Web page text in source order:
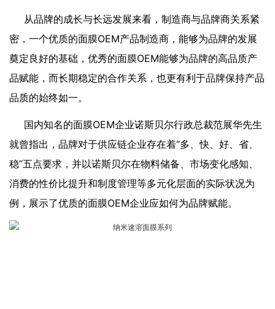
从品牌的成长与长远发展来看，制造商与品牌商关系紧
密，一个优质的面膜OEM产品制造商，能够为品牌的发展
奠定良好的基础，优秀的面膜OEM能够为品牌的高品质产
品赋能，而长期稳定的合作关系，也更有利于品牌保持产品
品质的始终如一。
国内知名的面膜OEM企业诺斯贝尔行政总裁范展华先生
就曾指出，品牌对于供应链企业存在着“多、快、好、省、
稳”五点要求，并以诺斯贝尔在物料储备、市场变化感知、
消费的性价比提升和制度管理等多元化层面的实际状况为
例，展示了优质的面膜OEM企业应如何为品牌赋能。